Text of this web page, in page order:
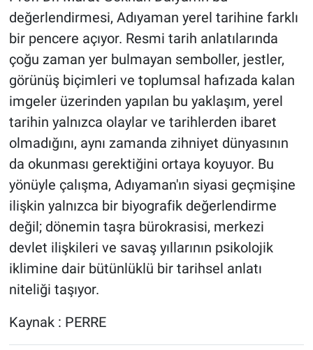
değerlendirmesi, Adıyaman yerel tarihine farklı
bir pencere açıyor. Resmi tarih anlatılarında
çoğu zaman yer bulmayan semboller, jestler,
görünüş biçimleri ve toplumsal hafızada kalan
imgeler üzerinden yapılan bu yaklaşım, yerel
tarihin yalnızca olaylar ve tarihlerden ibaret
olmadığını, aynı zamanda zihniyet dünyasının
da okunması gerektiğini ortaya koyuyor. Bu
yönüyle çalışma, Adıyaman'ın siyasi geçmişine
ilişkin yalnızca bir biyografik değerlendirme
değil; dönemin taşra bürokrasisi, merkezi
devlet ilişkileri ve savaş yıllarının psikolojik
iklimine dair bütünlüklü bir tarihsel anlatı
niteliği taşıyor.
Kaynak : PERRE